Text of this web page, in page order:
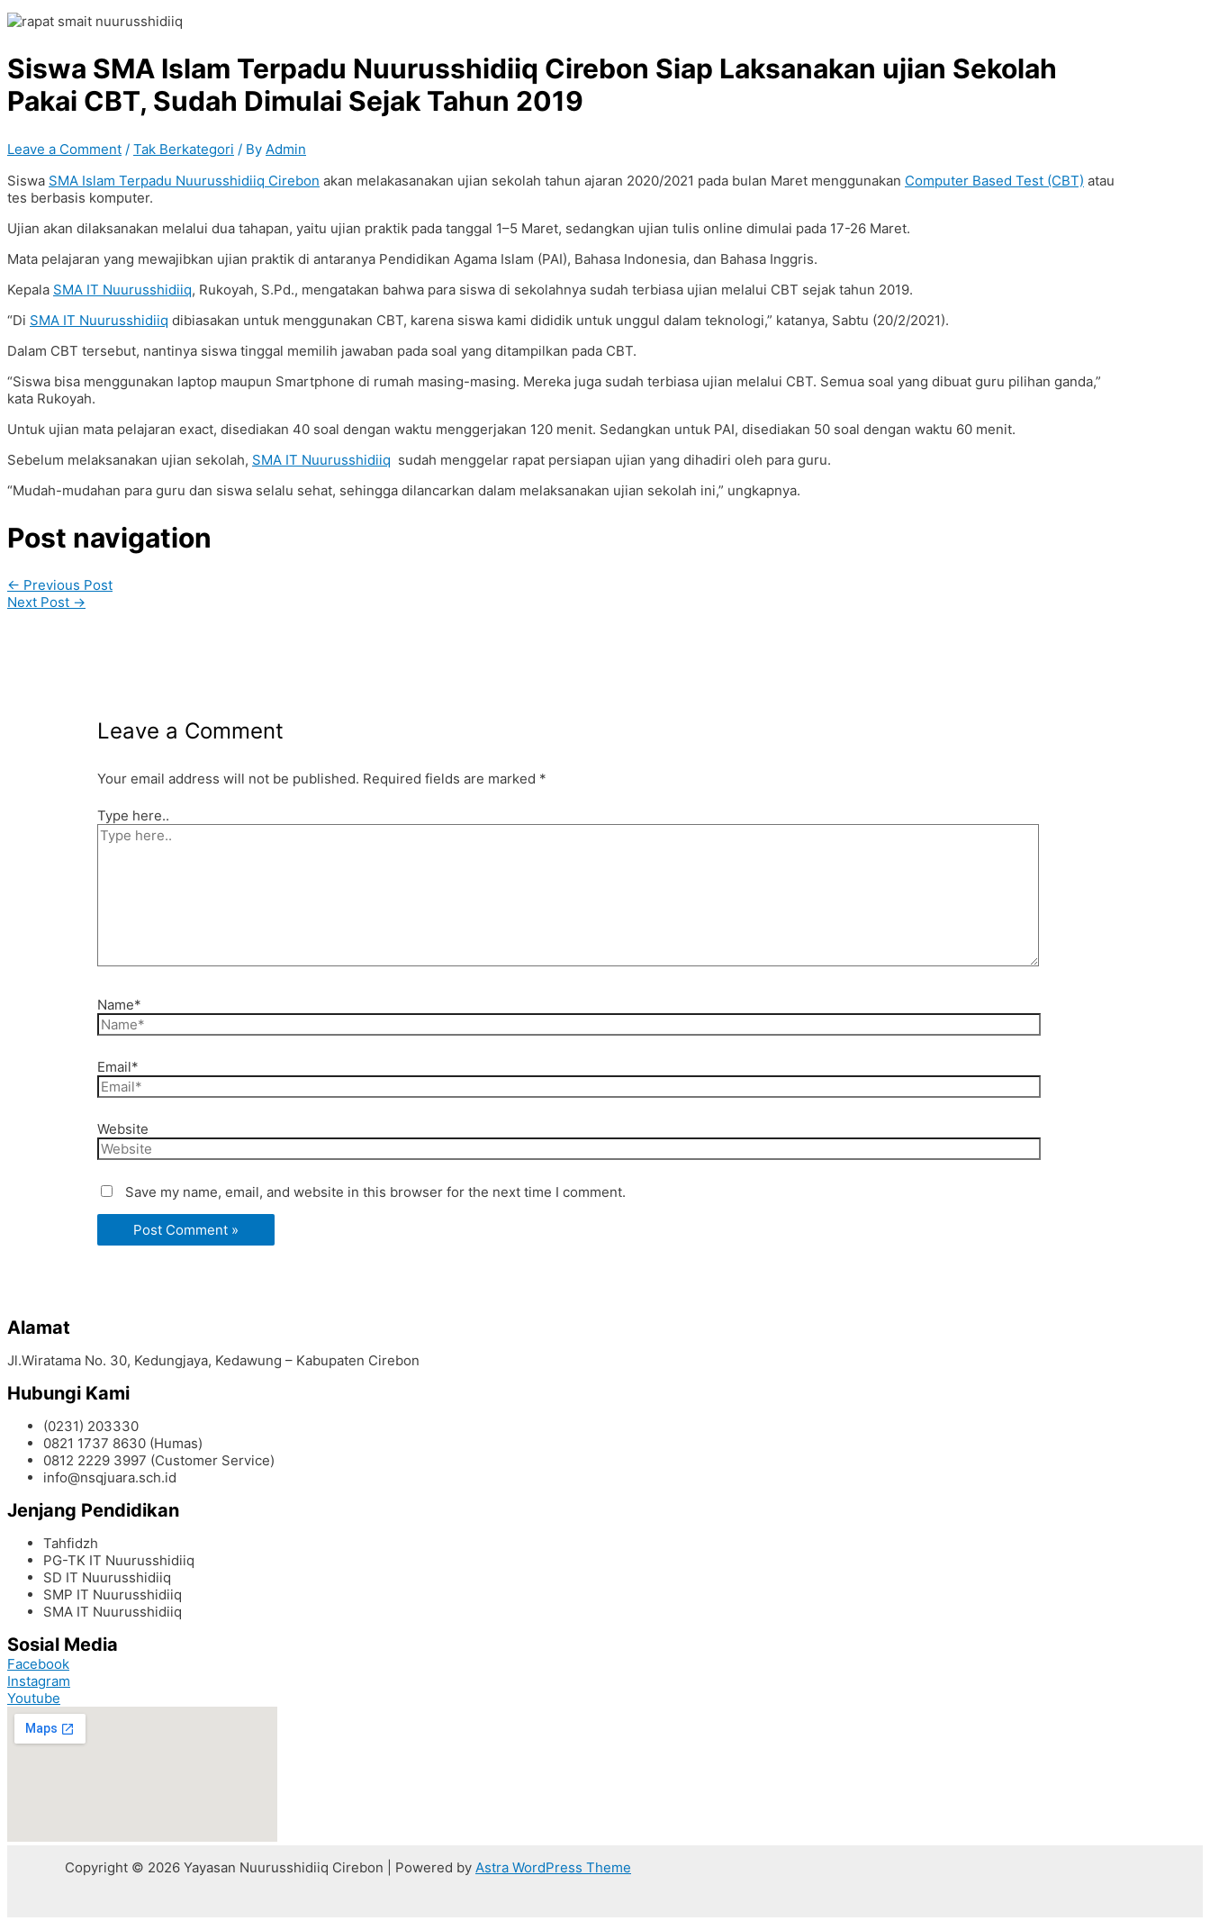
Siswa SMA Islam Terpadu Nuurusshidiiq Cirebon Siap Laksanakan ujian Sekolah
Pakai CBT, Sudah Dimulai Sejak Tahun 2019
Leave a Comment / Tak Berkategori / By Admin
Siswa SMA Islam Terpadu Nuurusshidiiq Cirebon akan melakasanakan ujian sekolah tahun ajaran 2020/2021 pada bulan Maret menggunakan Computer Based Test (CBT) atau
tes berbasis komputer.
Ujian akan dilaksanakan melalui dua tahapan, yaitu ujian praktik pada tanggal 1–5 Maret, sedangkan ujian tulis online dimulai pada 17-26 Maret.
Mata pelajaran yang mewajibkan ujian praktik di antaranya Pendidikan Agama Islam (PAI), Bahasa Indonesia, dan Bahasa Inggris.
Kepala SMA IT Nuurusshidiiq, Rukoyah, S.Pd., mengatakan bahwa para siswa di sekolahnya sudah terbiasa ujian melalui CBT sejak tahun 2019.
“Di SMA IT Nuurusshidiiq dibiasakan untuk menggunakan CBT, karena siswa kami dididik untuk unggul dalam teknologi,” katanya, Sabtu (20/2/2021).
Dalam CBT tersebut, nantinya siswa tinggal memilih jawaban pada soal yang ditampilkan pada CBT.
“Siswa bisa menggunakan laptop maupun Smartphone di rumah masing-masing. Mereka juga sudah terbiasa ujian melalui CBT. Semua soal yang dibuat guru pilihan ganda,”
kata Rukoyah.
Untuk ujian mata pelajaran exact, disediakan 40 soal dengan waktu menggerjakan 120 menit. Sedangkan untuk PAI, disediakan 50 soal dengan waktu 60 menit.
Sebelum melaksanakan ujian sekolah, SMA IT Nuurusshidiiq sudah menggelar rapat persiapan ujian yang dihadiri oleh para guru.
“Mudah-mudahan para guru dan siswa selalu sehat, sehingga dilancarkan dalam melaksanakan ujian sekolah ini,” ungkapnya.
Post navigation
← Previous Post
Next Post →
Leave a Comment
Your email address will not be published. Required fields are marked *
Type here..
Name*
Email*
Website
Save my name, email, and website in this browser for the next time I comment.
Alamat
Jl.Wiratama No. 30, Kedungjaya, Kedawung – Kabupaten Cirebon
Hubungi Kami
(0231) 203330
0821 1737 8630 (Humas)
0812 2229 3997 (Customer Service)
info@nsqjuara.sch.id
Jenjang Pendidikan
Tahfidzh
PG-TK IT Nuurusshidiiq
SD IT Nuurusshidiiq
SMP IT Nuurusshidiiq
SMA IT Nuurusshidiiq
Sosial Media
Facebook
Instagram
Youtube
Copyright © 2026 Yayasan Nuurusshidiiq Cirebon | Powered by Astra WordPress Theme